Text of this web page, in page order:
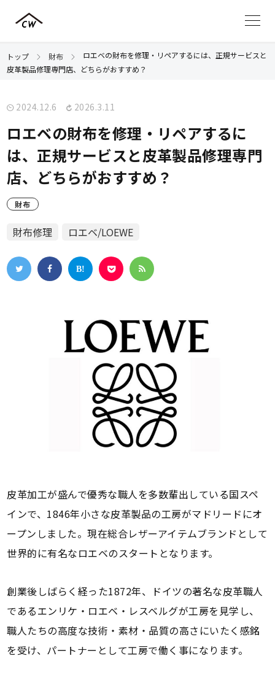
トップ 財布
ロエベの財布を修理・リペアするには、正規サービスと
皮革製品修理専門店、どちらがおすすめ？
2024.12.6 2026.3.11
ロエベの財布を修理・リペアするに
は、正規サービスと皮革製品修理専門
店、どちらがおすすめ？
財布
財布修理 ロエベ/LOEWE
皮革加工が盛んで優秀な職人を多数輩出している国スペ
インで、1846年小さな皮革製品の工房がマドリードにオ
ープンしました。現在総合レザーアイテムブランドとして
世界的に有名なロエベのスタートとなります。
創業後しばらく経った1872年、ドイツの著名な皮革職人
であるエンリケ・ロエベ・レスベルグが工房を見学し、
職人たちの高度な技術・素材・品質の高さにいたく感銘
を受け、パートナーとして工房で働く事になります。